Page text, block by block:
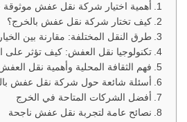
أهمية اختيار شركة نقل عفش
كيف تختار شركة نقل عفش بالخرج؟
طرق النقل المختلفة: مقارنة بين
تكنولوجيا نقل العفش: كيف تؤثر على
فهم الثقافة المحلية وأهمية نقل
أسئلة شائعة حول شركة نقل عفش
أفضل الشركات المتاحة في الخرج
نصائح عامة لتجربة نقل عفش ناجحة